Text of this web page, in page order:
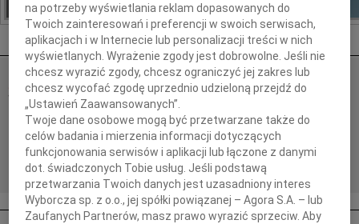
*ogłoszenie
Nekrologi Szczecin
BOGUSŁAW WIERZBICKI
03.08.2026SZCZECIN
Z żalem zawiadamiamy, że w dniu 25.07.2026 r.
zmarł ś.p. Bogusław Wierzbicki lekarz Pożegnanie
przed kremacją nastąpi w dniu 03.08.2026 roku o
godz.11:15 na Cmentarzu...
na potrzeby wyświetlania reklam dopasowanych do
Twoich zainteresowań i preferencji w swoich serwisach,
aplikacjach i w Internecie lub personalizacji treści w nich
wyświetlanych. Wyrażenie zgody jest dobrowolne. Jeśli nie
chcesz wyrazić zgody, chcesz ograniczyć jej zakres lub
chcesz wycofać zgodę uprzednio udzieloną przejdź do
„Ustawień Zaawansowanych”.
Twoje dane osobowe mogą być przetwarzane także do
celów badania i mierzenia informacji dotyczących
funkcjonowania serwisów i aplikacji lub łączone z danymi
dot. świadczonych Tobie usług. Jeśli podstawą
przetwarzania Twoich danych jest uzasadniony interes
Wyborcza sp. z o.o., jej spółki powiązanej – Agora S.A. – lub
Zaufanych Partnerów, masz prawo wyrazić sprzeciw. Aby